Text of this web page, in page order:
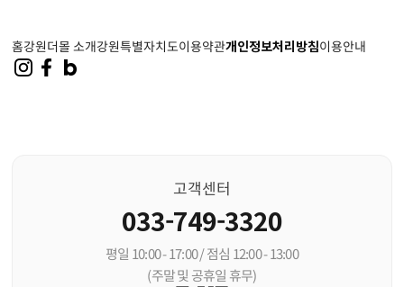
홈강원더몰 소개강원특별자치도이용약관개인정보처리방침이용안내
고객센터
033-749-3320
평일 10:00 - 17:00 / 점심 12:00 - 13:00
(주말 및 공휴일 휴무)